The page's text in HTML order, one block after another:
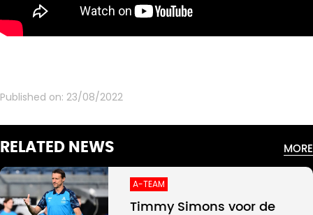
Published on: 23/08/2022
RELATED NEWS MORE
A-TEAM
Timmy Simons voor de